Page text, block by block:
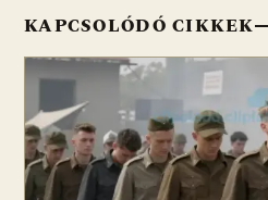
KAPCSOLÓDÓ CIKKEK